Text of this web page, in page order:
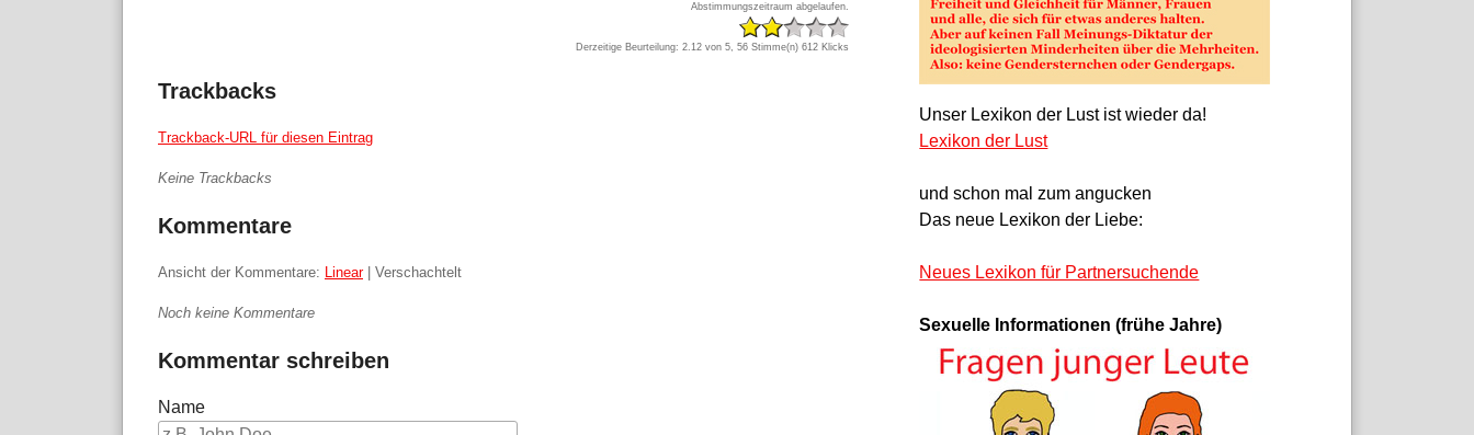
Abstimmungszeitraum abgelaufen.
Derzeitige Beurteilung: 2.12 von 5, 56 Stimme(n) 612 Klicks
Trackbacks
Trackback-URL für diesen Eintrag
Keine Trackbacks
Kommentare
Ansicht der Kommentare: Linear| Verschachtelt
Noch keine Kommentare
Kommentar schreiben
Name
Unser Lexikon der Lust ist wieder da!
Lexikon der Lust
und schon mal zum angucken
Das neue Lexikon der Liebe:
Neues Lexikon für Partnersuchende
Sexuelle Informationen (frühe Jahre)